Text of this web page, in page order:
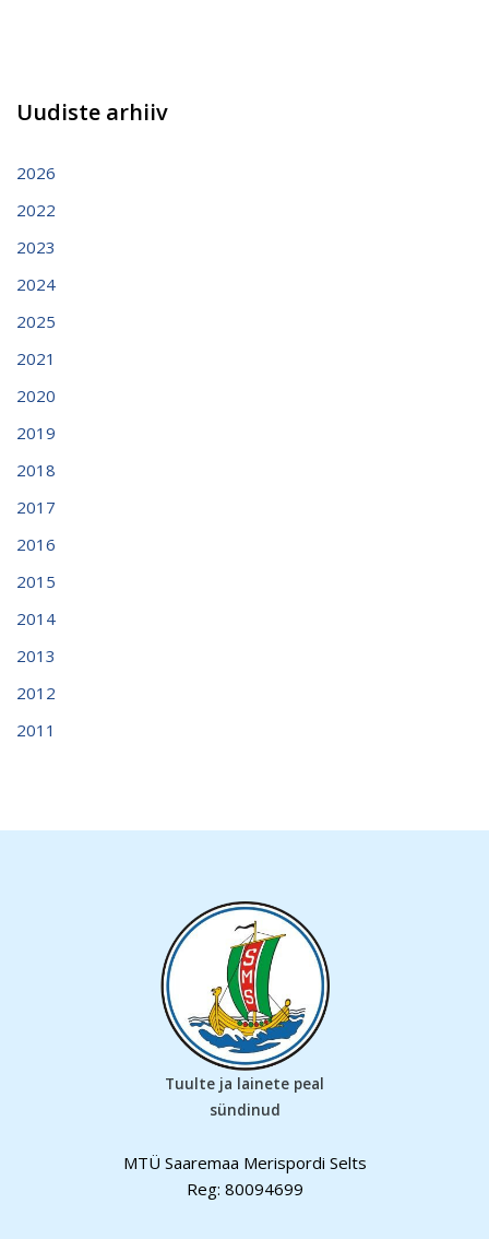
Uudiste arhiiv
2026
2022
2023
2024
2025
2021
2020
2019
2018
2017
2016
2015
2014
2013
2012
2011
Tuulte ja lainete peal
sündinud
MTÜ Saaremaa Merispordi Selts
Reg: 80094699